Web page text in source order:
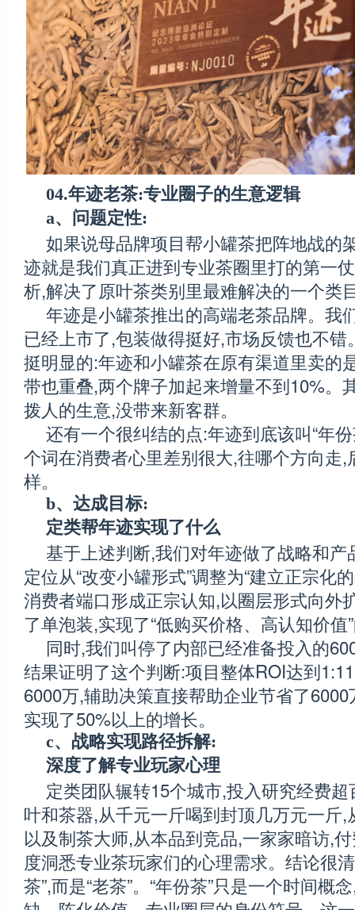
04.年迹老茶:专业圈子的生意逻辑
a、问题定性:
如果说母品牌项目帮小罐茶把阵地战的
迹就是我们真正进到专业茶圈里打的第一
析,解决了原叶茶类别里最难解决的一个类
年迹是小罐茶推出的高端老茶品牌。我
已经上市了,包装做得挺好,市场反馈也不
挺明显的:年迹和小罐茶在原有渠道里卖的
带也重叠,两个牌子加起来增量不到10%。
拨人的生意,没带来新客群。
还有一个很纠结的点:年迹到底该叫“年份
个词在消费者心里差别很大,往哪个方向走,
样。
b、达成目标:
定类帮年迹实现了什么
基于上述判断,我们对年迹做了战略和
定位从“改变小罐形式”调整为“建立正宗化
消费者端口形成正宗认知,以圈层形式向外
了单泡装,实现了“低购买价格、高认知价值
同时,我们叫停了内部已经准备投入的
结果证明了这个判断:项目整体ROI达到
6000万,辅助决策直接帮助企业节省了
实现了50%以上的增长。
c、战略实现路径拆解:
深度了解专业玩家心理
定类团队辗转15个城市,投入研究经费
叶和茶器,从千元一斤喝到封顶几万元一斤
以及制茶大师,从本品到竞品,一家家暗访,
度洞悉专业茶玩家们的心理需求。结论很
茶”,而是“老茶”。“年份茶”只是一个时间概